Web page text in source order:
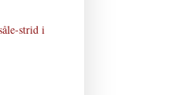
strid i